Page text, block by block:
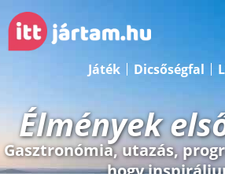
Játék Dicsőségfal
Élmények
Gasztronómia, utazás,